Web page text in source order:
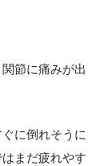
関節に痛みが出
に倒れそうに
まだ疲れやす